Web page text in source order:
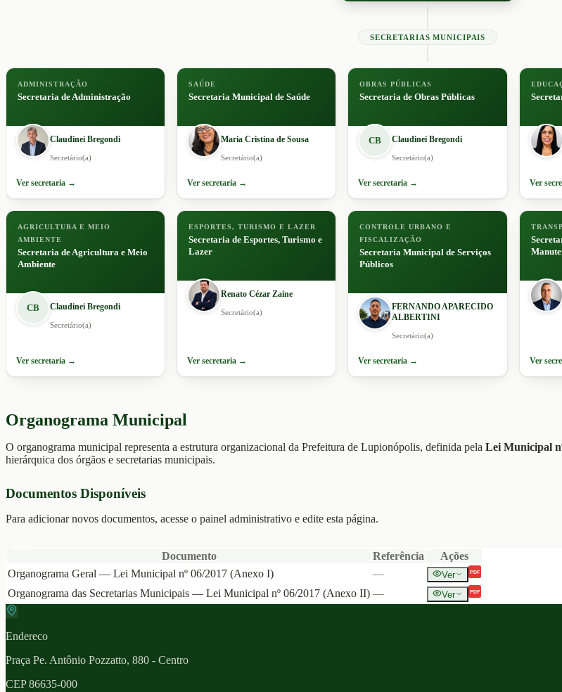
SECRETARIAS MUNICIPAIS
ADMINISTRAÇÃO
Secretaria de Administração
Claudinei Bregondi
Secretário(a)
Ver secretaria →
SAÚDE
Secretaria Municipal de Saúde
Maria Cristina de Sousa
Secretário(a)
Ver secretaria →
OBRAS PÚBLICAS
Secretaria de Obras Públicas
CB Claudinei Bregondi
Secretário(a)
Ver secretaria → Ver
AGRICULTURA E MEIO
AMBIENTE
Secretaria de Agricultura e Meio
Ambiente
CB Claudinei Bregondi
Secretário(a)
Ver secretaria →
ESPORTES, TURISMO E LAZER
Secretaria de Esportes, Turismo e
Lazer
Renato Cézar Zaine
Secretário(a)
Ver secretaria →
CONTROLE URBANO E
FISCALIZAÇÃO
Secretaria Municipal de Serviços
Públicos
FERNANDO APARECIDO
ALBERTINI
Secretário(a)
Ver secretaria → Ver
Organograma Municipal
O organograma municipal representa a estrutura organizacional da Prefeitura de Lupionópolis, definida pela Lei Municipal
hierárquica dos órgãos e secretarias municipais.
Documentos Disponíveis
Para adicionar novos documentos, acesse o painel administrativo e edite esta página.
Documento Referência
Ações
Organograma Geral — Lei Municipal nº 06/2017 (Anexo I)
— Ver PDF
Organograma das Secretarias Municipais — Lei Municipal nº 06/2017 (Anexo II) — Ver PDF
Endereco
Praça Pe. Antônio Pozzatto, 880 - Centro
CEP86635-000